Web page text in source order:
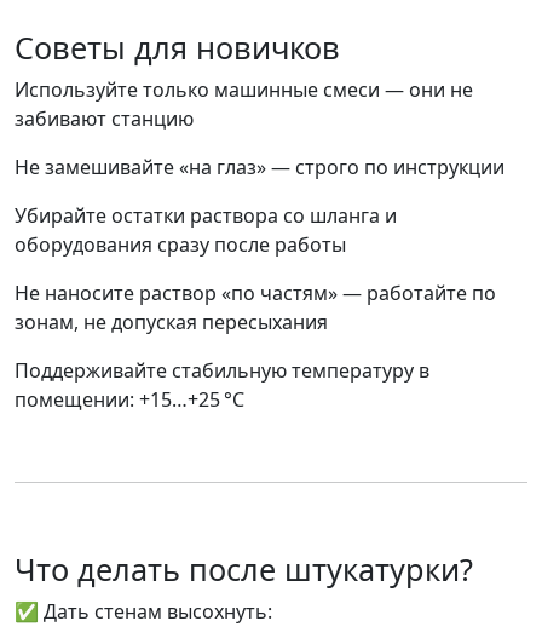
Советы для новичков
Используйте только машинные смеси — они не
забивают станцию
Не замешивайте «на глаз» — строго по инструкции
Убирайте остатки раствора со шланга и
оборудования сразу после работы
Не наносите раствор «по частям» — работайте по
зонам, не допуская пересыхания
Поддерживайте стабильную температуру в
помещении: +15…+25 °C
Что делать после штукатурки?
✅ Дать стенам высохнуть: